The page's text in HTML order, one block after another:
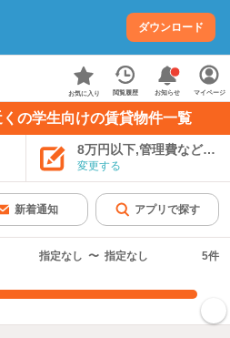
ダウンロード
お気に入り 閲覧履歴 お知らせ マイページ
の学生向けの賃貸物件一覧
8万円以下,管理費など込み
変更する
新着通知 アプリで探す
指定なし 〜 指定なし 5件